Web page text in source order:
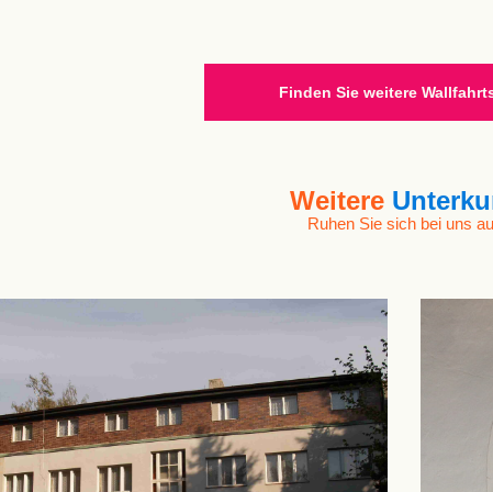
Finden Sie weitere
Weitere
Ruhen Sie sich bei uns